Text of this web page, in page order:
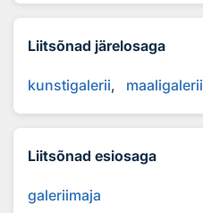
Liitsõnad järelosaga
kunstigalerii maaligalerii
Liitsõnad esiosaga
galeriimaja